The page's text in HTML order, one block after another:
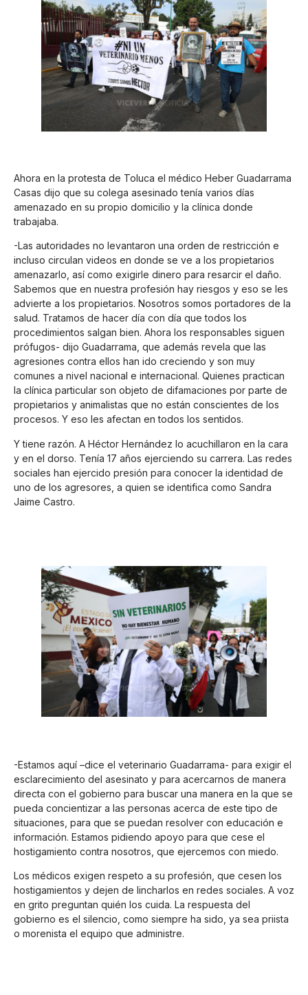
Ahora en la protesta de Toluca el médico Heber Guadarrama
Casas dijo que su colega asesinado tenía varios días
amenazado en su propio domicilio y la clínica donde
trabajaba.
-Las autoridades no levantaron una orden de restricción e
incluso circulan videos en donde se ve a los propietarios
amenazarlo, así como exigirle dinero para resarcir el daño.
Sabemos que en nuestra profesión hay riesgos y eso se les
advierte a los propietarios. Nosotros somos portadores de la
salud. Tratamos de hacer día con día que todos los
procedimientos salgan bien. Ahora los responsables siguen
prófugos- dijo Guadarrama, que además revela que las
agresiones contra ellos han ido creciendo y son muy
comunes a nivel nacional e internacional. Quienes practican
la clínica particular son objeto de difamaciones por parte de
propietarios y animalistas que no están conscientes de los
procesos. Y eso les afectan en todos los sentidos.
Y tiene razón. A Héctor Hernández lo acuchillaron en la cara
y en el dorso. Tenía 17 años ejerciendo su carrera. Las redes
sociales han ejercido presión para conocer la identidad de
uno de los agresores, a quien se identifica como Sandra
Jaime Castro.
-Estamos aquí –dice el veterinario Guadarrama- para exigir el
esclarecimiento del asesinato y para acercarnos de manera
directa con el gobierno para buscar una manera en la que se
pueda concientizar a las personas acerca de este tipo de
situaciones, para que se puedan resolver con educación e
información. Estamos pidiendo apoyo para que cese el
hostigamiento contra nosotros, que ejercemos con miedo.
Los médicos exigen respeto a su profesión, que cesen los
hostigamientos y dejen de lincharlos en redes sociales. A voz
en grito preguntan quién los cuida. La respuesta del
gobierno es el silencio, como siempre ha sido, ya sea priista
o morenista el equipo que administre.